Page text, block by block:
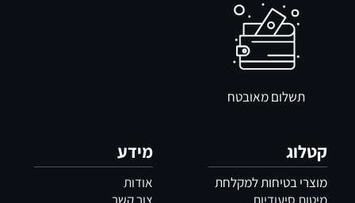
תשלום מאובטח
קטלוג
מוצרי בטיחות למקלחת
מידע
אודות